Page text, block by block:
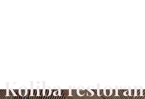
Koliba restoran